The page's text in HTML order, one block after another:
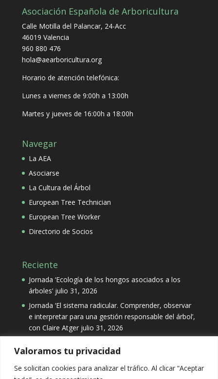
Valoramos tu privacidad
Se solicitan cookies para analizar el tráfico. Al clicar “Aceptar
Asociación Española de Arboricultura
Calle Motilla del Palancar, 24-Acc
46019 Valencia
960 880 476
hola@aearboricultura.org
Horario de atención telefónica:
Lunes a viernes de 9:00h a 13:00h
Martes y jueves de 16:00h a 18:00h
Navegar
La AEA
Asociarse
La Cultura del Árbol
European Tree Technician
European Tree Worker
Directorio de Socios
Reciente
Jornada ‘Ecología de los hongos asociados a los
árboles’ julio 31, 2026
Jornada ‘El sistema radicular. Comprender, observar
e interpretar para una gestión responsable del árbol’,
con Claire Atger julio 31, 2026
Categorías